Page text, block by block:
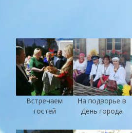
Встречаем
гостей
На подворье в
День города